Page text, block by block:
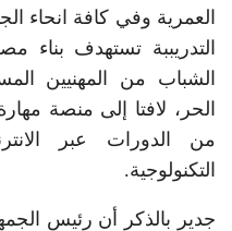
العمرية وفي كافة انحاء
التدريببة تستهدف بناء
الشباب من المهنيين
الحر، لافتا إلى منصة
من الدورات عبر
التكنولوجية.
جدير بالذكر أن رئيس